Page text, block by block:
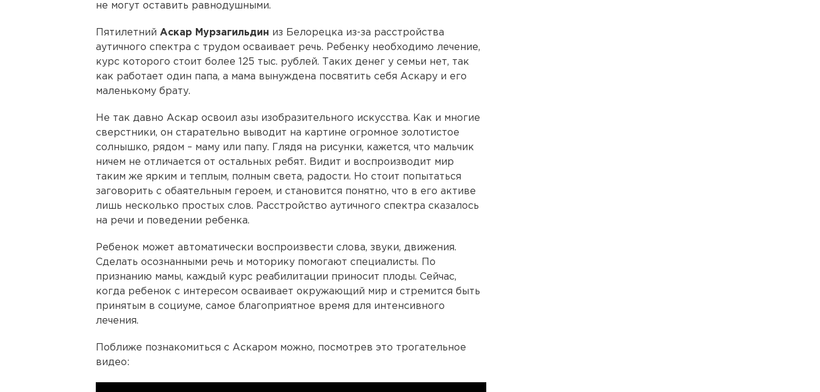
не могут оставить равнодушными.
Пятилетний Аскар Мурзагильдин из Белорецка из-за расстройства
аутичного спектра с трудом осваивает речь. Ребенку необходимо лечение,
курс которого стоит более 125 тыс. рублей. Таких денег у семьи нет, так
как работает один папа, а мама вынуждена посвятить себя Аскару и его
маленькому брату.
Не так давно Аскар освоил азы изобразительного искусства. Как и многие
сверстники, он старательно выводит на картине огромное золотистое
солнышко, рядом – маму или папу. Глядя на рисунки, кажется, что мальчик
ничем не отличается от остальных ребят. Видит и воспроизводит мир
таким же ярким и теплым, полным света, радости. Но стоит попытаться
заговорить с обаятельным героем, и становится понятно, что в его активе
лишь несколько простых слов. Расстройство аутичного спектра сказалось
на речи и поведении ребенка.
Ребенок может автоматически воспроизвести слова, звуки, движения.
Сделать осознанными речь и моторику помогают специалисты. По
признанию мамы, каждый курс реабилитации приносит плоды. Сейчас,
когда ребенок с интересом осваивает окружающий мир и стремится быть
принятым в социуме, самое благоприятное время для интенсивного
лечения.
Поближе познакомиться с Аскаром можно, посмотрев это трогательное
видео: